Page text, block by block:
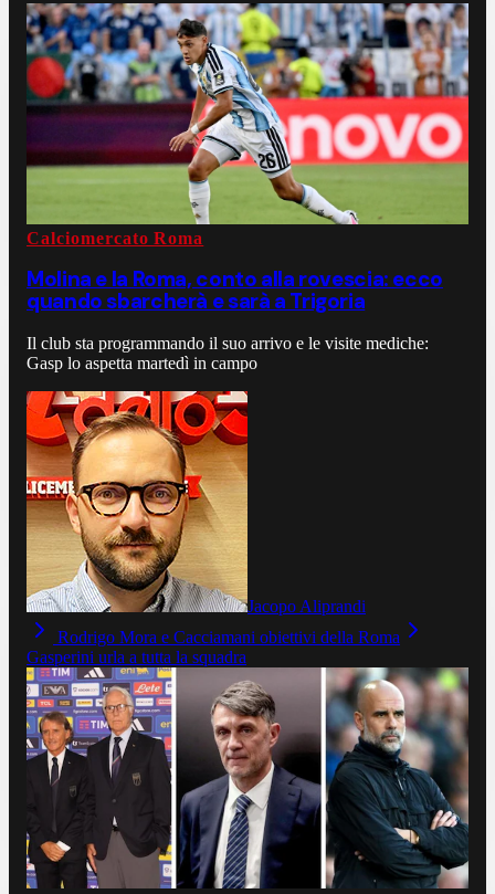
Calciomercato Roma
Molina e la Roma, conto alla rovescia: ecco
quando sbarcherà e sarà a Trigoria
Il club sta programmando il suo arrivo e le visite mediche:
Gasp lo aspetta martedì in campo
Jacopo Aliprandi
Rodrigo Mora e Cacciamani obiettivi della Roma
Gasperini urla a tutta la squadra